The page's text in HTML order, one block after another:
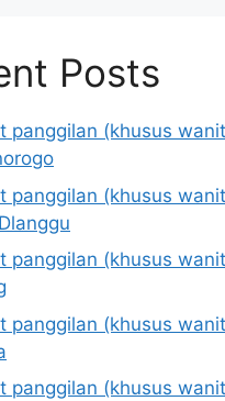
Posts
panggilan (khusus
panggilan (khusus
panggilan (khusus
panggilan (khusus
panggilan (khusus